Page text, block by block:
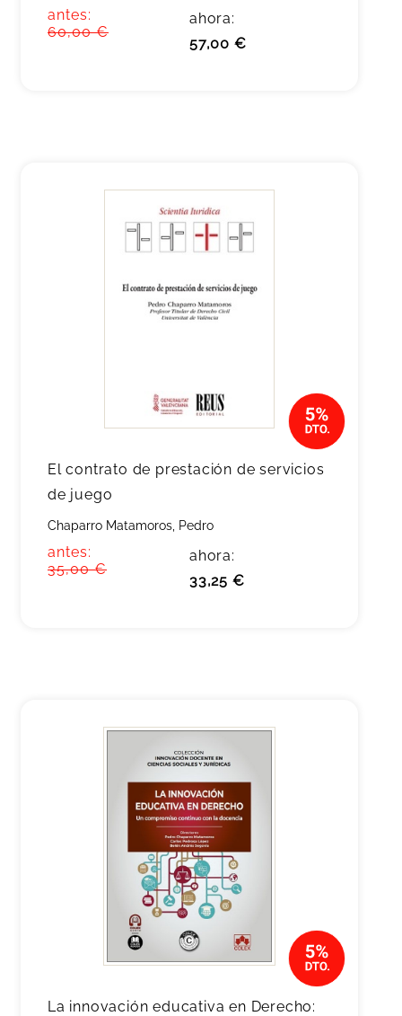
antes:
60,00 €
ahora:
57,00 €
El contrato de prestación de servicios
de juego
Chaparro Matamoros, Pedro
antes:
35,00 €
ahora:
33,25 €
La innovación educativa en Derecho: